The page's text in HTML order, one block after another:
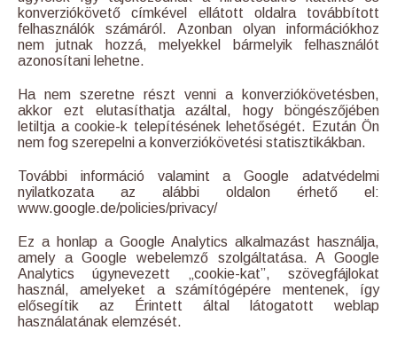
konverziókövető címkével ellátott oldalra továbbított
felhasználók számáról. Azonban olyan információkhoz
nem jutnak hozzá, melyekkel bármelyik felhasználót
azonosítani lehetne.
Ha nem szeretne részt venni a konverziókövetésben,
akkor ezt elutasíthatja azáltal, hogy böngészőjében
letiltja a cookie-k telepítésének lehetőségét. Ezután Ön
nem fog szerepelni a konverziókövetési statisztikákban.
További információ valamint a Google adatvédelmi
nyilatkozata az alábbi oldalon érhető el:
www.google.de/policies/privacy/
Ez a honlap a Google Analytics alkalmazást használja,
amely a Google webelemző szolgáltatása. A Google
Analytics úgynevezett „cookie-kat”, szövegfájlokat
használ, amelyeket a számítógépére mentenek, így
elősegítik az Érintett által látogatott weblap
használatának elemzését.